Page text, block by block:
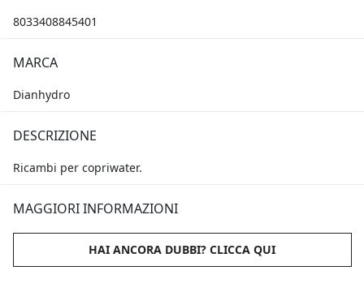
8033408845401
MARCA
Dianhydro
DESCRIZIONE
Ricambi per copriwater.
MAGGIORI INFORMAZIONI
HAI ANCORA DUBBI? CLICCA QUI